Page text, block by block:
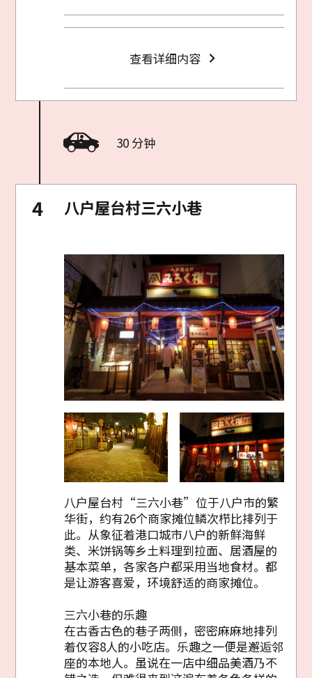
查看详细内容
30 分钟
八户屋台村三六小巷
八户屋台村“三六小巷”位于八户市的繁
华街，约有26个商家摊位鳞次栉比排列于
此。从象征着港口城市八户的新鲜海鲜
类、米饼锅等乡土料理到拉面、居酒屋的
基本菜单，各家各户都采用当地食材。都
是让游客喜爱，环境舒适的商家摊位。
三六小巷的乐趣
在古香古色的巷子两侧，密密麻麻地排列
着仅容8人的小吃店。乐趣之一便是邂逅邻
座的本地人。虽说在一店中细品美酒乃不